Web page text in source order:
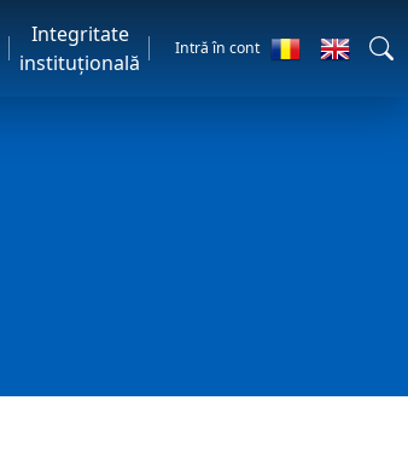
Integritate
instituțională
Intră în cont